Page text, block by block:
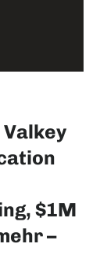
Valkey
$1M
–